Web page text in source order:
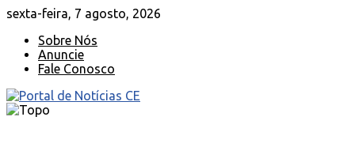
sexta-feira, 7 agosto, 2026
Sobre Nós
Anuncie
Fale Conosco